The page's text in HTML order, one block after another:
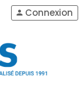
person Connexion